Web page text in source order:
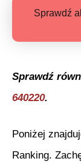
Sprawdź
Sprawdź
640220.
Poniżej
Ranking.